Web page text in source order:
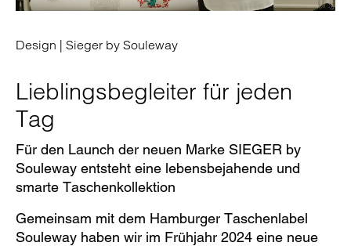
Video
Design | Sieger by Souleway
Lieblingsbegleiter für jeden
Tag
Für den Launch der neuen Marke SIEGER by
Souleway entsteht eine lebensbejahende und
smarte Taschenkollektion
Gemeinsam mit dem Hamburger Taschenlabel
Souleway haben wir im Frühjahr 2024 eine neue